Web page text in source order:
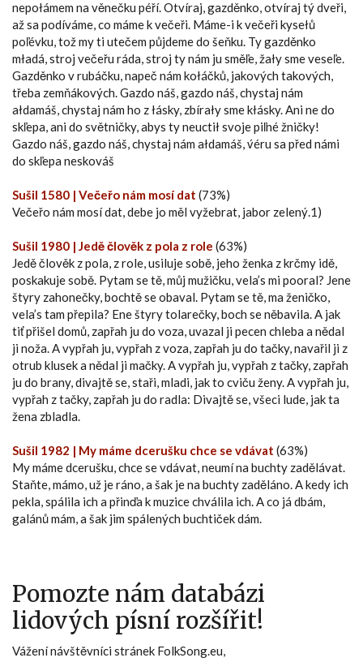
nepołámem na věnečku péří. Otvíraj, gazděnko, otvíraj tý dveři,
až sa podíváme, co máme k večeři. Máme-i k večeři kysełů
poľévku, tož my ti utečem půjdeme do šeňku. Ty gazděnko
mładá, stroj večeřu ráda, stroj ty nám ju směľe, žały sme veseľe.
Gazděnko v rubáčku, napeč nám kołáčků, jakových takových,
třeba zemňákových. Gazdo náš, gazdo náš, chystaj nám
ałdamáš, chystaj nám ho z łásky, zbírały sme kłásky. Ani ne do
skľepa, ani do světničky, abys ty neuctił svoje piľné žničky!
Gazdo náš, gazdo náš, chystaj nám ałdamáš, v́éru sa před námi
do skľepa neskováš
Sušil 1580 | Večeřo nám mosí dat (73%)
Večeřo nám mosí dat, debe jo měl vyžebrat, jabor zelený.1)
Sušil 1980 | Jedě člověk z pola z role (63%)
Jedě člověk z pola, z role, usiluje sobě, jeho ženka z krčmy idě,
poskakuje sobě. Pytam se tě, můj mužičku, vela’s mi pooral? Jene
štyry zahonečky, bochtě se obaval. Pytam se tě, ma ženičko,
vela’s tam přepila? Ene štyry tolarečky, boch se něbavila. A jak
tiť přišel domů, zapřah ju do voza, uvazal ji pecen chleba a nědal
ji noža. A vypřah ju, vypřah z voza, zapřah ju do tačky, navařil ji z
otrub klusek a nědal ji mačky. A vypřah ju, vypřah z tačky, zapřah
ju do brany, divajtě se, staři, mladi, jak to cviču ženy. A vypřah ju,
vypřah z tačky, zapřah ju do radla: Divajtě se, všeci lude, jak ta
žena zbladla.
Sušil 1982 | My máme dcerušku chce se vdávat (63%)
My máme dcerušku, chce se vdávat, neumí na buchty zadělávat.
Staňte, mámo, už je ráno, a šak je na buchty zaděláno. A kedy ich
pekla, spálila ich a přinďa k muzice chválila ich. A co já dbám,
galánů mám, a šak jim spálených buchtiček dám.
Pomozte nám databázi
lidových písní rozšířit!
Vážení návštěvníci stránek FolkSong.eu,